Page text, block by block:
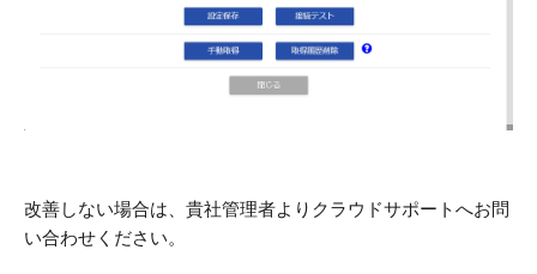
改善しない場合は、貴社管理者よりクラウドサポートへお問
い合わせください。